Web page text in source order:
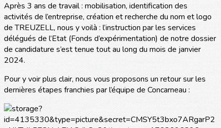
Après 3 ans de travail : mobilisation, identification des
activités de l’entreprise, création et recherche du nom et logo
de TREUZELL, nous y voilà : l’instruction par les services
délégués de l’Etat (Fonds d’expérimentation) de notre dossier
de candidature s’est tenue tout au long du mois de janvier
2024.
Pour y voir plus clair, nous vous proposons un retour sur les
dernières étapes franchies par l’équipe de Concarneau :